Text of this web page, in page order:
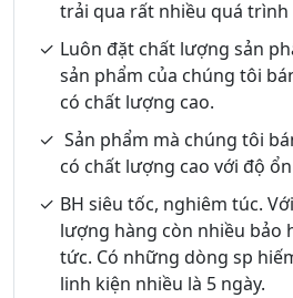
trải qua rất nhiều quá trình
Luôn đặt chất lượng sản
sản phẩm của chúng tôi
có chất lượng cao.
Sản phẩm mà chúng tôi
có chất lượng cao với độ
BH siêu tốc, nghiêm túc.
lượng hàng còn nhiều bảo
tức. Có những dòng sp
linh kiện nhiều là 5 ngày.